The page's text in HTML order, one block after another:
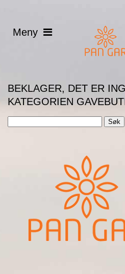
BEKLAGER, DET ER
KATEGORIEN